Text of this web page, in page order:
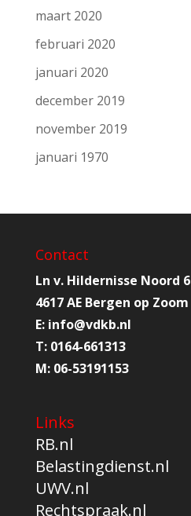
maart 2020
februari 2020
januari 2020
december 2019
november 2019
januari 1970
Contact
Ln v. Hildernisse Noord 6
4617 AE Bergen op Zoom
E: info@vdkb.nl
T: 0164-661313
M: 06-53191153
Links
RB.nl
Belastingdienst.nl
UWV.nl
Rechtspraak.nl